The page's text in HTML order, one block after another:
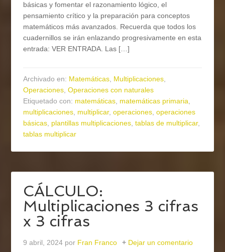
básicas y fomentar el razonamiento lógico, el
pensamiento crítico y la preparación para conceptos
matemáticos más avanzados. Recuerda que todos los
cuadernillos se irán enlazando progresivamente en esta
entrada: VER ENTRADA. Las […]
Archivado en: Matemáticas, Multiplicaciones,
Operaciones,Operaciones con naturales
Etiquetado con: matemáticas, matemáticas primaria,
multiplicaciones, multiplicar,operaciones,operaciones
básicas, plantillas multiplicaciones,tablas de multiplicar,
tablas multiplicar
CÁLCULO:
Multiplicaciones 3 cifras
x 3 cifras
9 abril, 2024 por Fran Franco Dejar un comentario